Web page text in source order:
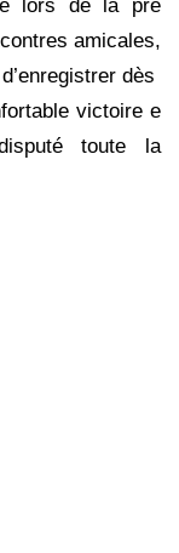
lors de la pré
amicales,
dès
victoire e
toute la